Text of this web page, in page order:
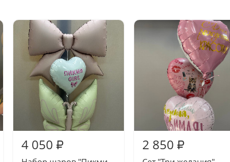
4 050 ₽ 2 850 ₽